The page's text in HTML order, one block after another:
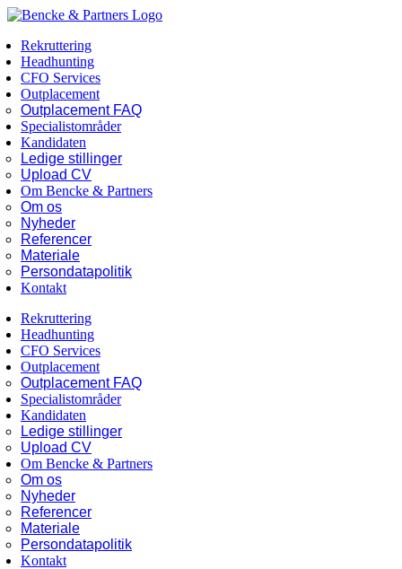
Skip
content
Facebook
LinkedIn
Rekruttering
Headhunting
CFO Services
Outplacement
Outplacement FAQ
Specialistområder
Kandidaten
Ledige stillinger
Upload CV
Om Bencke & Partners
Om os
Nyheder
Referencer
Materiale
Persondatapolitik
Kontakt
Rekruttering
Headhunting
CFO Services
Outplacement
Outplacement FAQ
Specialistområder
Kandidaten
Ledige stillinger
Upload CV
Om Bencke & Partners
Om os
Nyheder
Referencer
Materiale
Persondatapolitik
Kontakt